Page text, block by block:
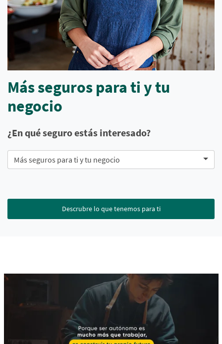
Más seguros para ti y tu
negocio
¿En qué seguro estás interesado?
Más seguros para ti y tu negocio
Descrubre lo que tenemos para ti